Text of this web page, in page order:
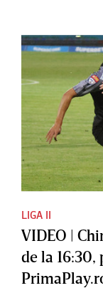
LIGA II
VIDEO |
de la 16:30,